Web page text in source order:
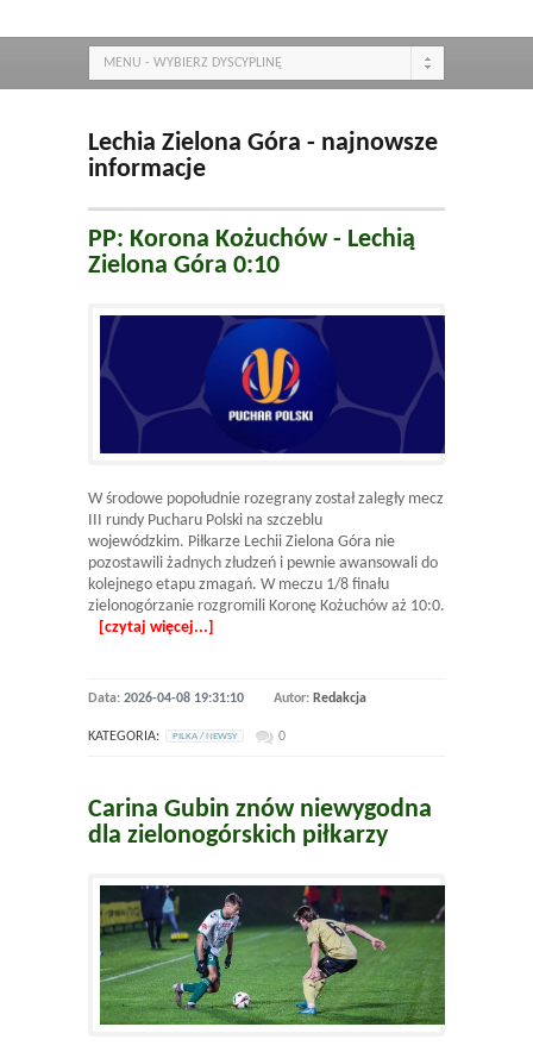
MENU - WYBIERZ DYSCYPLINĘ
Lechia Zielona Góra - najnowsze
informacje
PP: Korona Kożuchów - Lechią
Zielona Góra 0:10
W środowe popołudnie rozegrany został zaległy mecz
III rundy Pucharu Polski na szczeblu
wojewódzkim. Piłkarze Lechii Zielona Góra nie
pozostawili żadnych złudzeń i pewnie awansowali do
kolejnego etapu zmagań. W meczu 1/8 finału
zielonogórzanie rozgromili Koronę Kożuchów aż 10:0.
[czytaj więcej...]
Data: 2026-04-08 19:31:10 Autor: Redakcja
KATEGORIA: PILKA / NEWSY 0
Carina Gubin znów niewygodna
dla zielonogórskich piłkarzy